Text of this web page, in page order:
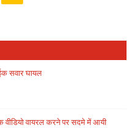
सवार घायल
वीडियो वायरल करने पर सदमे में आयी